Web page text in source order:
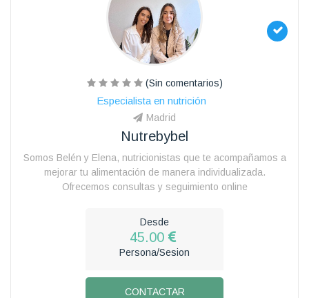
(Sin comentarios)
Especialista en nutrición
Madrid
Nutrebybel
Somos Belén y Elena, nutricionistas que te acompañamos a
mejorar tu alimentación de manera individualizada.
Ofrecemos consultas y seguimiento online
Desde
45.00
Persona/Sesion
CONTACTAR